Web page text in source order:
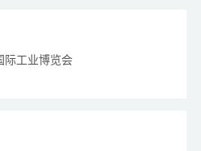
际工业博览会